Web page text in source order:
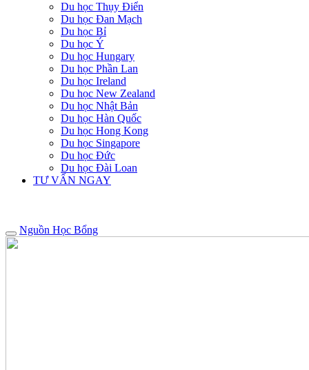
Du học Thụy Điển
Du học Đan Mạch
Du học Bỉ
Du học Ý
Du học Hungary
Du học Phần Lan
Du học Ireland
Du học New Zealand
Du học Nhật Bản
Du học Hàn Quốc
Du học Hong Kong
Du học Singapore
Du học Đức
Du học Đài Loan
TƯ VẤN NGAY
Nguồn Học Bổng